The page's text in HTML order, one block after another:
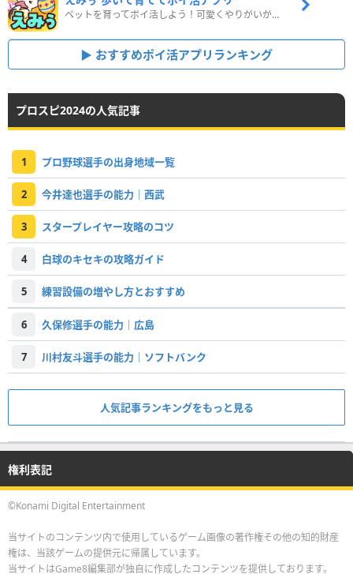
ペットを育ってポイ活しよう！可愛くやりがいがある新感覚アプリ
おすすめポイ活アプリランキング
プロスピ2024の人気記事
1 プロ野球選手の出身地域一覧
2 今井達也選手の能力｜西武
3 スタープレイヤー攻略のコツ
4 白球のキセキの攻略ガイド
5 練習設備の増やし方とおすすめ
6 久保修選手の能力｜広島
7 川村友斗選手の能力｜ソフトバンク
人気記事ランキングをもっと見る
権利表記
©Konami Digital Entertainment
当サイトのコンテンツ内で使用しているゲーム画像の著作権その他の知的財産
権は、当該ゲームの提供元に帰属しています。
当サイトはGame8編集部が独自に作成したコンテンツを提供しております。